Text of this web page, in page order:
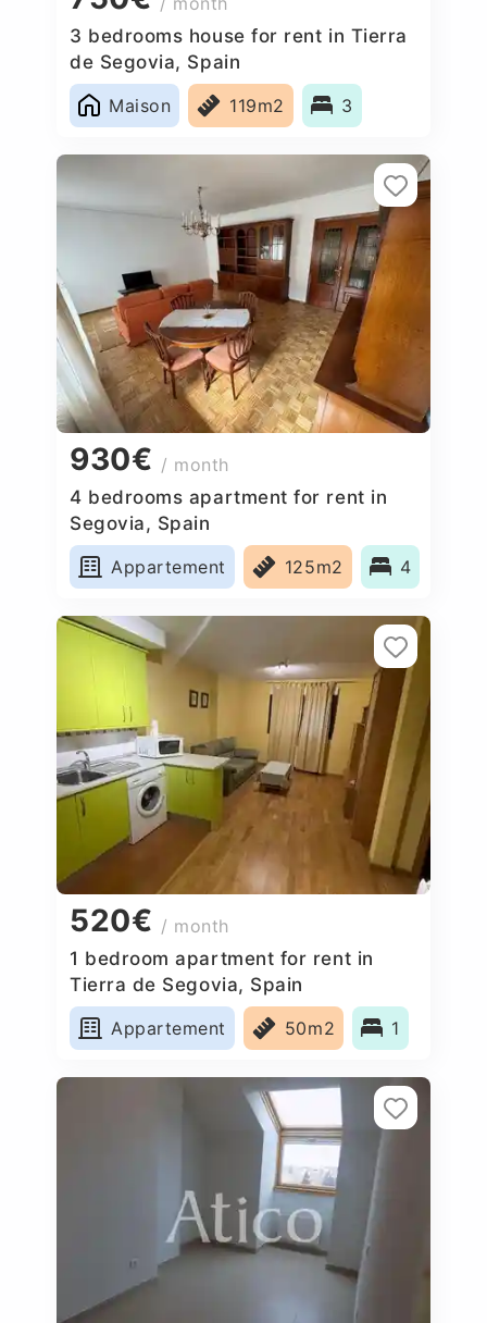
3 bedrooms house for rent in Tierra
de Segovia, Spain
Maison
119m2 3
930€ / month
4 bedrooms apartment for rent in
Segovia, Spain
Appartement
125m2 4
520€ / month
1 bedroom apartment for rent in
Tierra de Segovia, Spain
Appartement
50m2 1